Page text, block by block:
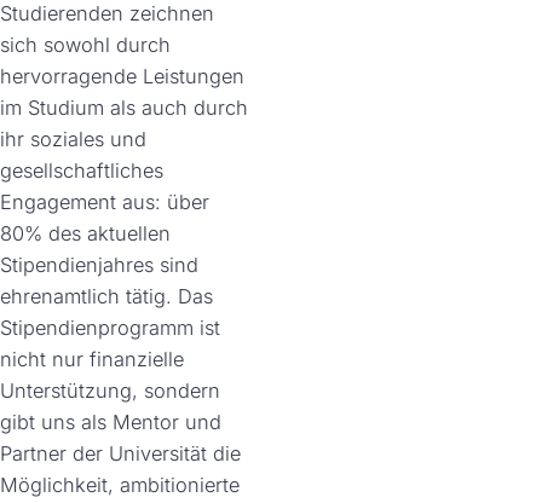
Studierenden zeichnen
sich sowohl durch
hervorragende Leistungen
im Studium als auch durch
ihr soziales und
gesellschaftliches
Engagement aus: über
80% des aktuellen
Stipendienjahres sind
ehrenamtlich tätig. Das
Stipendienprogramm ist
nicht nur finanzielle
Unterstützung, sondern
gibt uns als Mentor und
Partner der Universität die
Möglichkeit, ambitionierte